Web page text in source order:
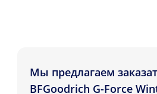
Мы предлагаем
BFGoodrich G-Force